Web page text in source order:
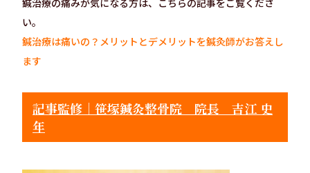
い。
鍼治療は痛いの？メリットとデメリットを鍼灸師がお答えし
ます
記事監修｜笹塚鍼灸整骨院 院長 吉江 史
年